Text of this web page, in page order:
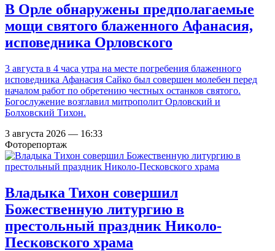
В Орле обнаружены предполагаемые
мощи святого блаженного Афанасия,
исповедника Орловского
3 августа в 4 часа утра на месте погребения блаженного
исповедника Афанасия Сайко был совершен молебен перед
началом работ по обретению честных останков святого.
Богослужение возглавил митрополит Орловский и
Болховский Тихон.
3 августа 2026 — 16:33
Фоторепортаж
Владыка Тихон совершил
Божественную литургию в
престольный праздник Николо-
Песковского храма